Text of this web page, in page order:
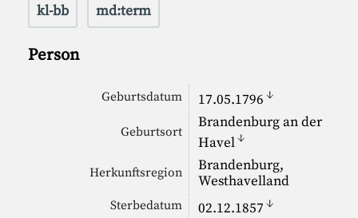
kl-bb md:term
Person
Geburtsdatum 17.05.1796 ↓
Geburtsort
Brandenburg an der
Havel↓
Herkunftsregion
Brandenburg,
Westhavelland
Sterbedatum 02.12.1857 ↓